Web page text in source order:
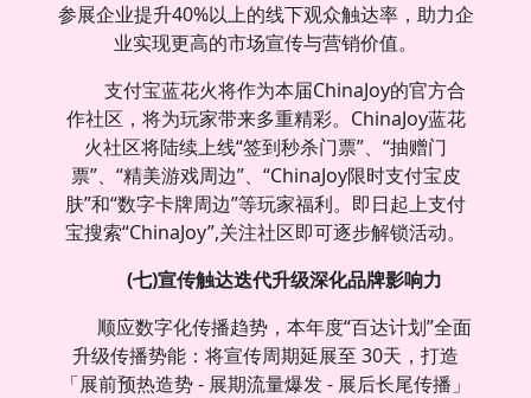
参展企业提升40%以上的线下观众触达率，助力企
业实现更高的市场宣传与营销价值。
支付宝蓝花火将作为本届ChinaJoy的官方合
作社区，将为玩家带来多重精彩。ChinaJoy蓝花
火社区将陆续上线“签到秒杀门票”、“抽赠门
票”、“精美游戏周边”、“ChinaJoy限时支付宝皮
肤”和“数字卡牌周边”等玩家福利。即日起上支付
宝搜索“ChinaJoy”,关注社区即可逐步解锁活动。
(七)宣传触达迭代升级深化品牌影响力
顺应数字化传播趋势，本年度“百达计划”全面
升级传播势能：将宣传周期延展至 30天，打造
「展前预热造势 - 展期流量爆发 - 展后长尾传播」